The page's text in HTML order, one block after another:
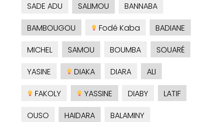
SADE ADU
SALIMOU
BANNABA
BAMBOUGOU
Fodé Kaba
BADIANE
MICHEL
SAMOU BOUMBA
SOUARÉ
YASINE
DIAKA DIARA
ALI
FAKOLY
YASSINE DIABY
LATIF
OUSO
HAIDARA
BALAMINY